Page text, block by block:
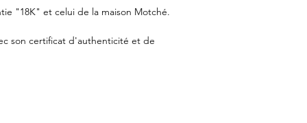
"18K" et celui de la maison Motché.
son certificat d'authenticité et de